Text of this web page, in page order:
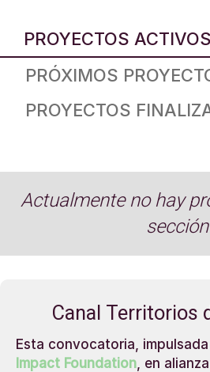
PROYECTOS ACTIVOS
PRÓXIMOS
PROYECTOS
Actualmente no hay
sección
Canal Territorios
Esta convocatoria,
Impact Foundation , en